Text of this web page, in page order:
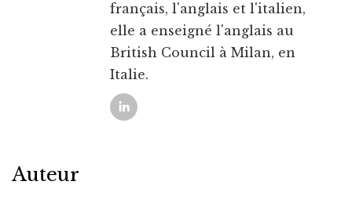
français, l'anglais et l'italien,
elle a enseigné l'anglais au
British Council à Milan, en
Italie.
Auteur